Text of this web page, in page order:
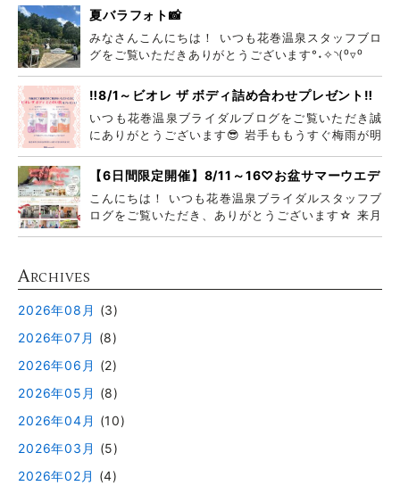
夏バラフォト📸
みなさんこんにちは！ いつも花巻温泉スタッフブロ
グをご覧いただきありがとうございます°˖✧◝(⁰▿⁰
‼️8/1～ビオレ ザ ボディ詰め合わせプレゼント‼️
いつも花巻温泉ブライダルブログをご覧いただき誠
にありがとうございます😎 岩手ももうすぐ梅雨が明
【6日間限定開催】8/11～16♡お盆サマーウエデ
ィングフェア♡
こんにちは！ いつも花巻温泉ブライダルスタッフブ
ログをご覧いただき、ありがとうございます☆ 来月
ARCHIVES
2026年08月 (3)
2026年07月 (8)
2026年06月 (2)
2026年05月 (8)
2026年04月 (10)
2026年03月 (5)
2026年02月 (4)